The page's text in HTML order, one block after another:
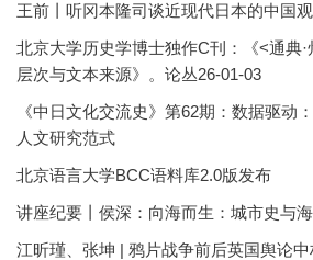
王前丨听冈本隆司谈近现代日本的中国观
北京大学历史学博士独作C刊：《<通典
层次与文本来源》。论丛26-01-03
《中日文化交流史》第62期：数据驱动
人文研究范式
北京语言大学BCC语料库2.0版发布
讲座纪要丨侯深：向海而生：城市史与
江昕瑾、张坤 | 鸦片战争前后英国舆论